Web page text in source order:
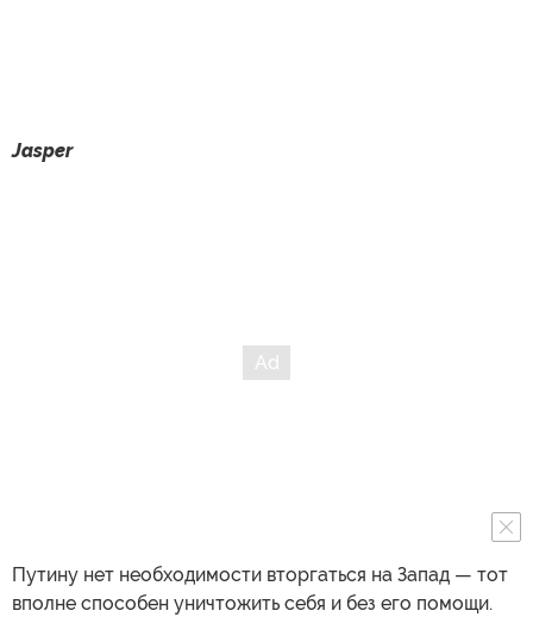
Jasper
Путину нет необходимости вторгаться на Запад — тот
вполне способен уничтожить себя и без его помощи.